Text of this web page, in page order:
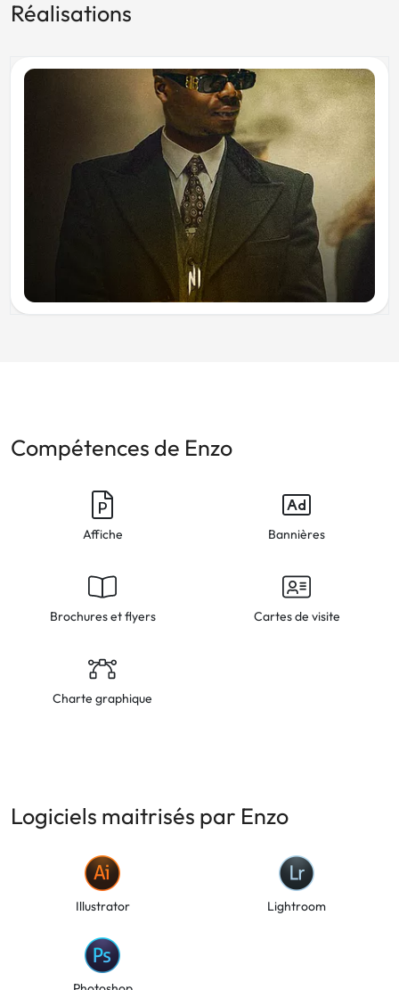
Réalisations
Compétences de Enzo
Affiche Bannières
Brochures et flyers Cartes de visite
Charte graphique
Logiciels maitrisés par Enzo
Illustrator Lightroom